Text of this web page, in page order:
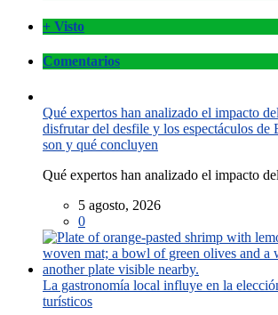
+ Visto
Comentarios
Qué expertos han analizado el impacto
disfrutar del desfile y los espectáculos de
son y qué concluyen
Qué expertos han analizado el impacto
5 agosto, 2026
0
La gastronomía local influye en la
turísticos